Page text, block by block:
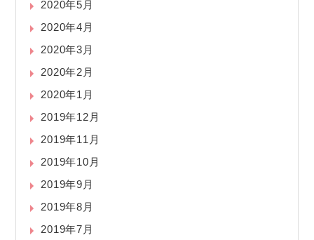
2020年5月
2020年4月
2020年3月
2020年2月
2020年1月
2019年12月
2019年11月
2019年10月
2019年9月
2019年8月
2019年7月